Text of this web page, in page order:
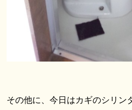
その他に、今日はカギのシリン